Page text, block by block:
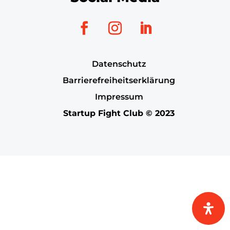
Startup Fight Club © 2023
Impressum
Barrierefreiheitserklärung
Datenschutz